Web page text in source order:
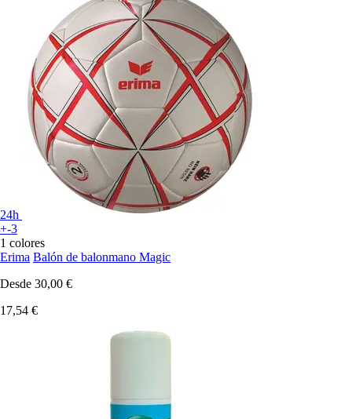
24h
+-3
1 colores
Erima Balón de balonmano Magic
Desde 30,00 €
17,54 €